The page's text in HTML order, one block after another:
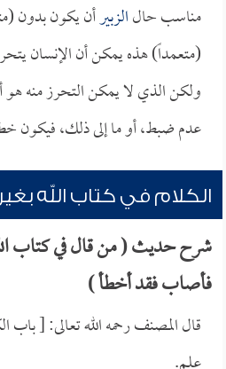
مناسب حالالزبيرأن يكون بدون
(متعمداً) هذه يمكن أن الإنسان
ولكن الذي لا يمكن التحرز منه
عدم ضبط، أو ما إلى ذلك، فيكون
الكلام في كتاب الله
شرح حديث ( من قال في كتاب
فأصاب فقد أخطأ )
قال المصنف رحمه الله تعالى: [ باب